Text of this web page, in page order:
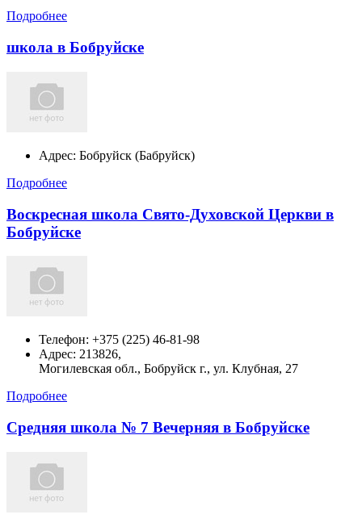
Подробнее
школа в Бобруйске
Адрес: Бобруйск (Бабруйск)
Подробнее
Воскресная школа Свято-Духовской Церкви в
Бобруйске
Телефон: +375 (225) 46-81-98
Адрес: 213826,
Могилевская обл., Бобруйск г., ул. Клубная, 27
Подробнее
Средняя школа № 7 Вечерняя в Бобруйске